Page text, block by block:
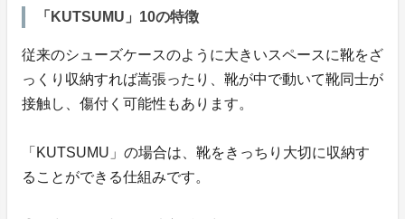
「KUTSUMU」10の特徴
従来のシューズケースのように大きいスペースに靴をざ
っくり収納すれば嵩張ったり、靴が中で動いて靴同士が
接触し、傷付く可能性もあります。
「KUTSUMU」の場合は、靴をきっちり大切に収納す
ることができる仕組みです。